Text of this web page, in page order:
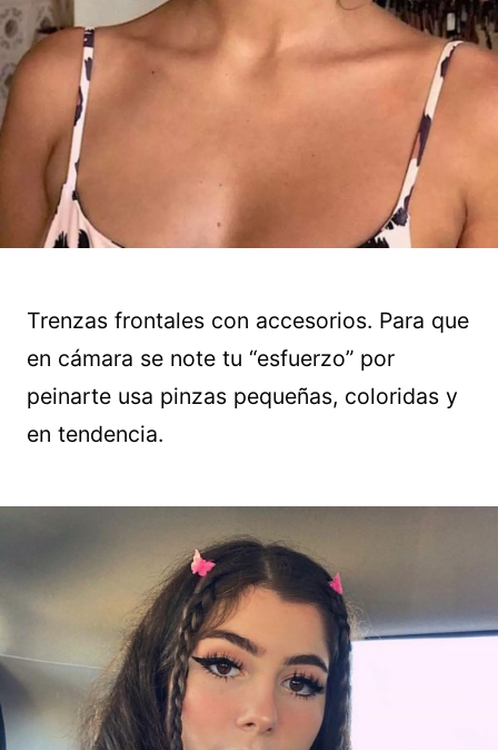
Trenzas frontales con accesorios. Para que
en cámara se note tu “esfuerzo” por
peinarte usa pinzas pequeñas, coloridas y
en tendencia.